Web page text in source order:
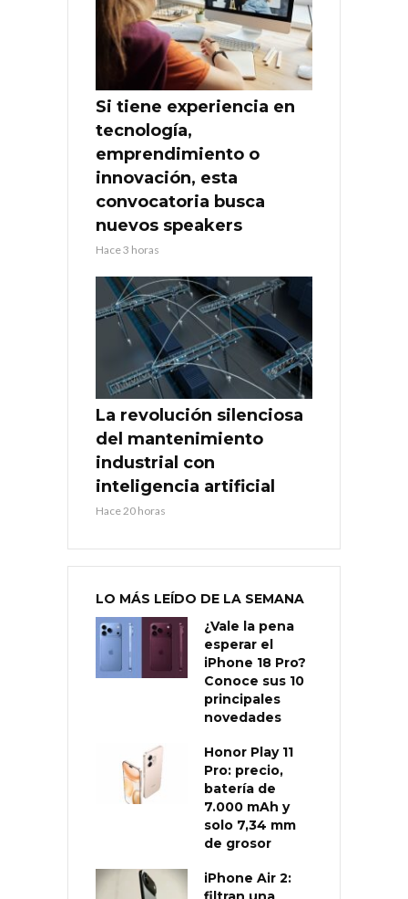
Si tiene experiencia en
tecnología,
emprendimiento o
innovación, esta
convocatoria busca
nuevos speakers
Hace 3 horas
La revolución silenciosa
del mantenimiento
industrial con
inteligencia artificial
Hace 20 horas
LO MÁS LEÍDO DE LA SEMANA
¿Vale la pena
esperar el
iPhone 18 Pro?
Conoce sus 10
principales
novedades
Honor Play 11
Pro: precio,
batería de
7.000 mAh y
solo 7,34 mm
de grosor
iPhone Air 2: